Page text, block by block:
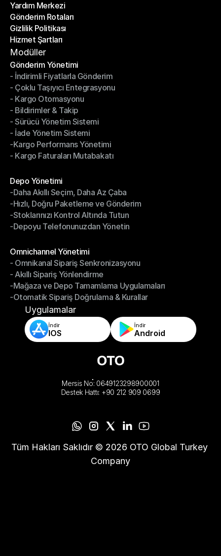
OTO Haberleri
Yardım Merkezi
Yardım Merkezi
Gönderim Rotaları
Gönderim Rotaları
Gizlilik Politikası
Gizlilik Politikası
Hizmet Şartları
Hizmet Şartları
Modüller
Gönderim Yönetimi
Gönderim Yönetimi
- İndirimli Fiyatlarla Gönderim
- İndirimli Fiyatlarla Gönderim
- Çoklu Taşıyıcı Entegrasyonu
- Çoklu Taşıyıcı Entegrasyonu
- Kargo Otomasyonu
- Kargo Otomasyonu
- Bildirimler & Takip
- Bildirimler & Takip
- Sürücü Yönetim Sistemi
- Sürücü Yönetim Sistemi
- İade Yönetim Sistemi
- İade Yönetim Sistemi
-Kargo Performans Yönetimi
-Kargo Performans Yönetimi
- Kargo Faturaları Mutabakatı
Depo Yönetimi
Depo Yönetimi
-Daha Akıllı Seçim, Daha Az Çaba
-Daha Akıllı Seçim, Daha Az Çaba
-Hızlı, Doğru Paketleme ve Gönderim
-Hızlı, Doğru Paketleme ve Gönderim
-Stoklarınızı Kontrol Altında Tutun
-Stoklarınızı Kontrol Altında Tutun
-Depoyu Telefonunuzdan Yönetin
Omnichannel Yönetimi
Omnichannel Yönetimi
- Omnikanal Sipariş Senkronizasyonu
- Omnikanal Sipariş Senkronizasyonu
- Akıllı Sipariş Yönlendirme
- Akıllı Sipariş Yönlendirme
-Mağaza ve Depo Tamamlama Uygulamaları
-Mağaza ve Depo Tamamlama Uygulamaları
-Otomatik Sipariş Doğrulama & Kurallar
-Otomatik Sipariş Doğrulama & Kurallar
Uygulamalar
İndir
IOS
İndir
Android
Mersis No: 0649123298900001
Destek Hattı: +90 212 909 0699
Tüm Hakları Saklıdır © 2026 OTO Global Turkey
Company